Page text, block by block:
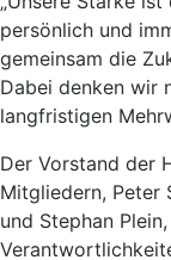
persönlich und
gemeinsam die
Dabei denken wir
langfristigen
Der Vorstand der
Mitgliedern, Peter
und Stephan